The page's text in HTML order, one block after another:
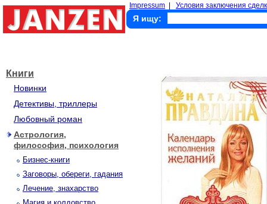
Impressum Условия заключения
Я ищу:
Книги
Новинки
Детективы, триллеры
Любовный роман
Астрология,
философия, психология
Бизнес-книги
Заговоры, обереги, гадания
Лечение, знахарство